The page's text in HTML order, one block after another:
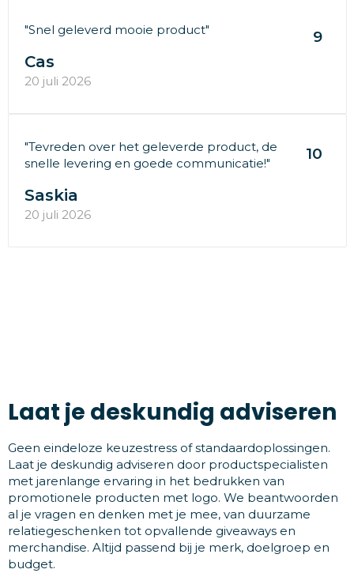
"Snel geleverd mooie product" 9
Cas
20 juli 2026
"Tevreden over het geleverde product, de
snelle levering en goede communicatie!"
10
Saskia
20 juli 2026
Laat je deskundig adviseren
Geen eindeloze keuzestress of standaardoplossingen.
Laat je deskundig adviseren door productspecialisten
met jarenlange ervaring in het bedrukken van
promotionele producten met logo. We beantwoorden
al je vragen en denken met je mee, van duurzame
relatiegeschenken tot opvallende giveaways en
merchandise. Altijd passend bij je merk, doelgroep en
budget.